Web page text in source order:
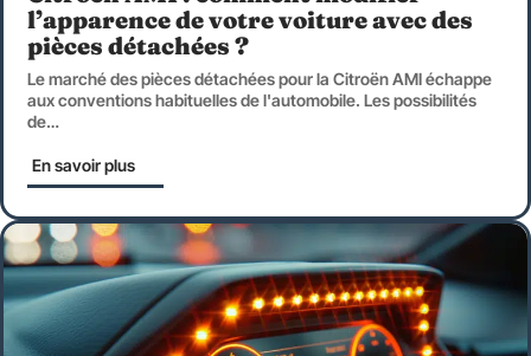
l’apparence de votre voiture avec des
pièces détachées ?
Le marché des pièces détachées pour la Citroën AMI échappe
aux conventions habituelles de l'automobile. Les possibilités
de…
En savoir plus